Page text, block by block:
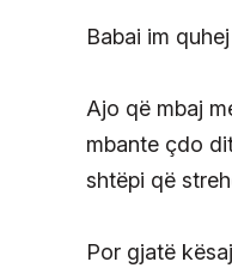
Babai im
Ajo që mbaj
mbante çdo
shtëpi që
Por gjatë